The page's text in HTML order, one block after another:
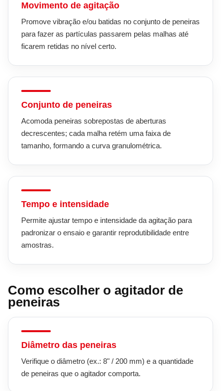
Movimento de agitação
Promove vibração e/ou batidas no conjunto de peneiras
para fazer as partículas passarem pelas malhas até
ficarem retidas no nível certo.
Conjunto de peneiras
Acomoda peneiras sobrepostas de aberturas
decrescentes; cada malha retém uma faixa de
tamanho, formando a curva granulométrica.
Tempo e intensidade
Permite ajustar tempo e intensidade da agitação para
padronizar o ensaio e garantir reprodutibilidade entre
amostras.
Como escolher o agitador de
peneiras
Diâmetro das peneiras
Verifique o diâmetro (ex.: 8" / 200 mm) e a quantidade
de peneiras que o agitador comporta.